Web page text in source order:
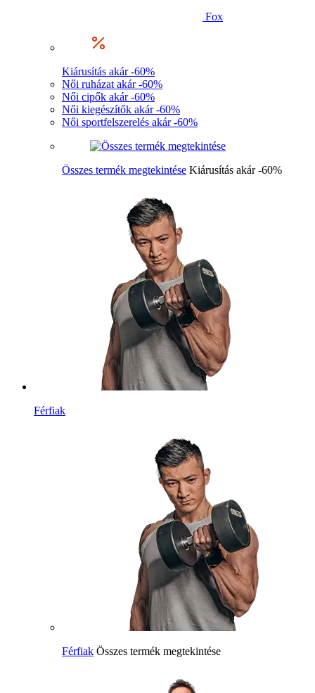
Fox
Kiárusítás akár -60%
Női ruházat akár -60%
Női cipők akár -60%
Női kiegészítők akár -60%
Női sportfelszerelés akár -60%
Összes termék megtekintése Kiárusítás akár -60%
Férfiak
Férfiak Összes termék megtekintése